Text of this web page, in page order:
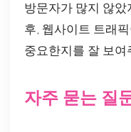
방문자가 많지 않
후, 웹사이트 트래
중요한지를 잘 보여
자주 묻는 질